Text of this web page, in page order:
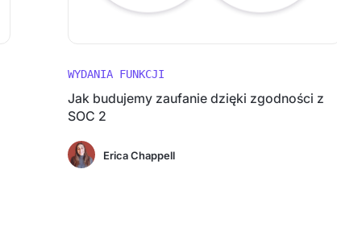
WYDANIA FUNKCJI
Jak budujemy zaufanie dzięki zgodności z
SOC 2
Erica Chappell